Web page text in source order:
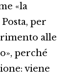
«la
per
alle
perché
viene